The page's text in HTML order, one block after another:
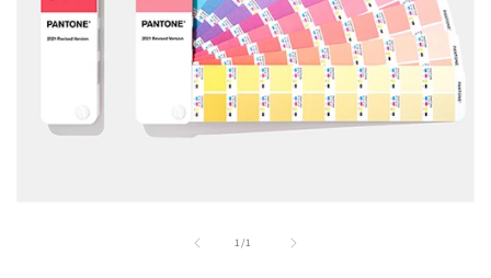
1/
の1